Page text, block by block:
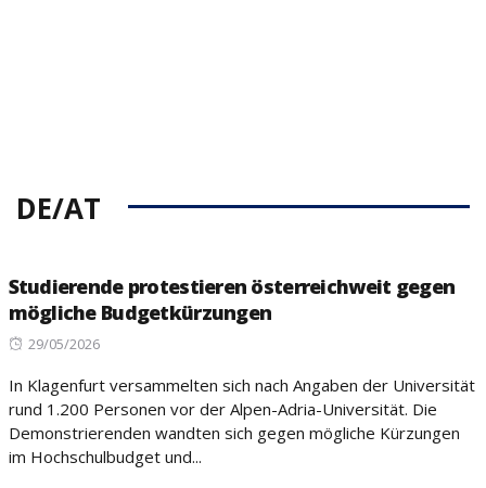
DE/AT
Studierende protestieren österreichweit gegen
mögliche Budgetkürzungen
Posted
29/05/2026
In Klagenfurt versammelten sich nach Angaben der Universität
rund 1.200 Personen vor der Alpen-Adria-Universität. Die
Demonstrierenden wandten sich gegen mögliche Kürzungen
im Hochschulbudget und...